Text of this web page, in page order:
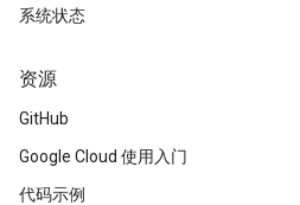
系统状态
资源
GitHub
Google Cloud 使用入门
代码示例